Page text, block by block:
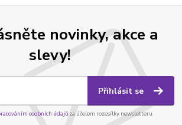
novinky, akce a
slevy!
Přihlásit se
osobních údajůza účelem rozesílky newsletteru.